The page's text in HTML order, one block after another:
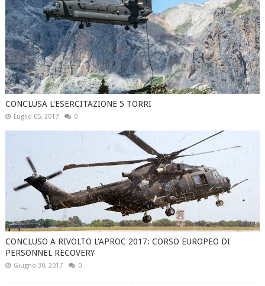
CONCLUSA L'ESERCITAZIONE 5 TORRI
Luglio 05, 2017 0
CONCLUSO A RIVOLTO L'APROC 2017: CORSO EUROPEO DI
PERSONNEL RECOVERY
Giugno 30, 2017 0